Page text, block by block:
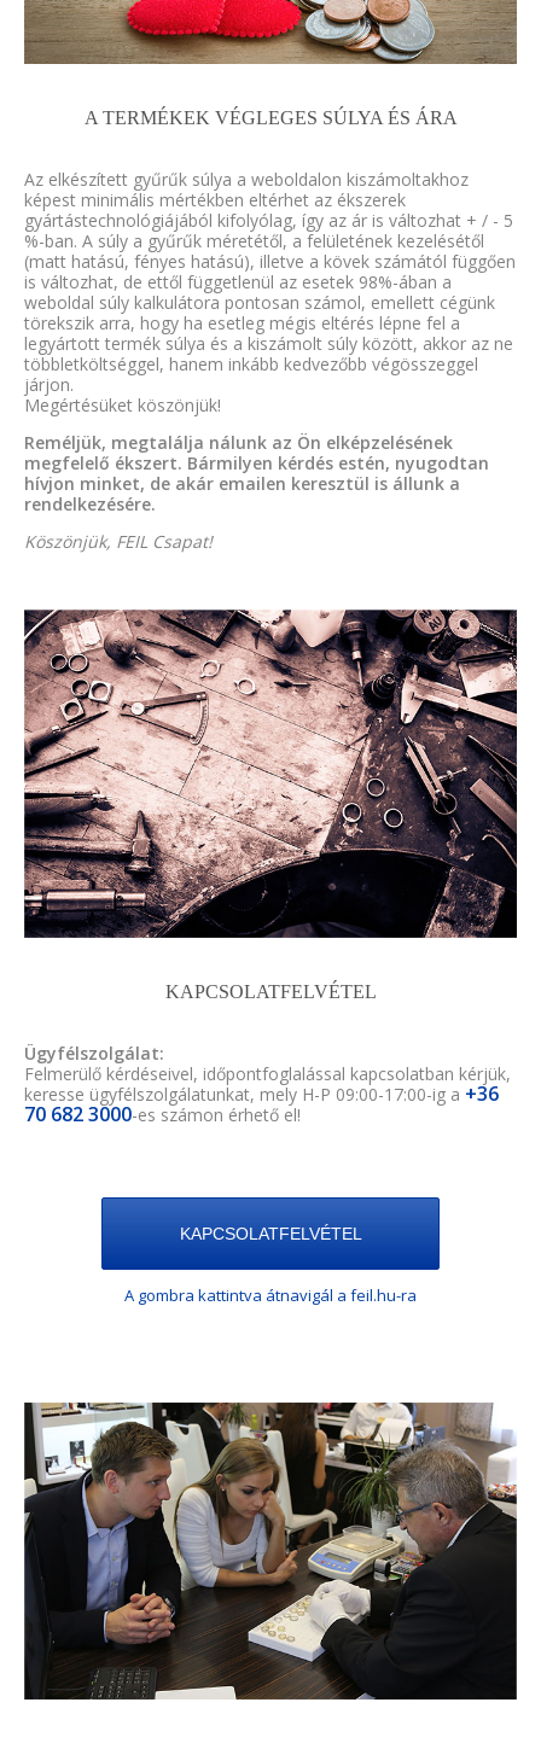
A TERMÉKEK VÉGLEGES SÚLYA ÉS ÁRA
Az elkészített gyűrűk súlya a weboldalon kiszámoltakhoz
képest minimális mértékben eltérhet az ékszerek
gyártástechnológiájából kifolyólag, így az ár is változhat + / - 5
%-ban. A súly a gyűrűk méretétől, a felületének kezelésétől
(matt hatású, fényes hatású), illetve a kövek számától függően
is változhat, de ettől függetlenül az esetek 98%-ában a
weboldal súly kalkulátora pontosan számol, emellett cégünk
törekszik arra, hogy ha esetleg mégis eltérés lépne fel a
legyártott termék súlya és a kiszámolt súly között, akkor az ne
többletköltséggel, hanem inkább kedvezőbb végösszeggel
járjon.
Megértésüket köszönjük!
Reméljük, megtalálja nálunk az Ön elképzelésének
megfelelő ékszert. Bármilyen kérdés estén, nyugodtan
hívjon minket, de akár emailen keresztül is állunk a
rendelkezésére.
Köszönjük, FEIL Csapat!
KAPCSOLATFELVÉTEL
Ügyfélszolgálat:
Felmerülő kérdéseivel, időpontfoglalással kapcsolatban kérjük,
keresse ügyfélszolgálatunkat, mely H-P 09:00-17:00-ig a +36
70 682 3000-es számon érhető el!
KAPCSOLATFELVÉTEL
A gombra kattintva átnavigál a feil.hu-ra